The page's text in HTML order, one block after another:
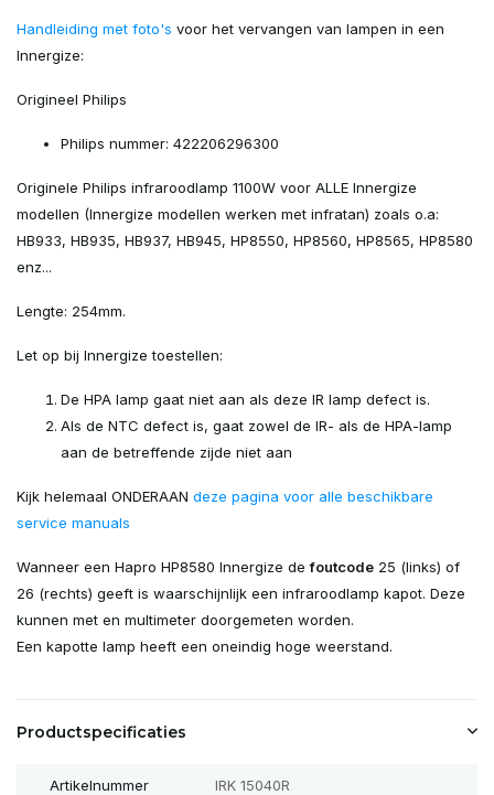
Handleiding met foto's voor het vervangen van lampen in een
Innergize:
Origineel Philips
Philips nummer: 422206296300
Originele Philips infraroodlamp 1100W voor ALLE Innergize
modellen (Innergize modellen werken met infratan) zoals o.a:
HB933, HB935, HB937, HB945, HP8550, HP8560, HP8565, HP8580
enz...
Lengte: 254mm.
Let op bij Innergize toestellen:
De HPA lamp gaat niet aan als deze IR lamp defect is.
Als de NTC defect is, gaat zowel de IR- als de HPA-lamp
aan de betreffende zijde niet aan
Kijk helemaal ONDERAAN deze pagina voor alle beschikbare
service manuals
Wanneer een Hapro HP8580 Innergize defoutcode 25 (links) of
26 (rechts) geeft is waarschijnlijk een infraroodlamp kapot. Deze
kunnen met en multimeter doorgemeten worden.
Een kapotte lamp heeft een oneindig hoge weerstand.
Productspecificaties
Artikelnummer IRK 15040R